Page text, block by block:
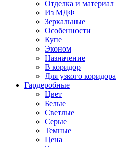
Отделка и материал
Из МДФ
Зеркальные
Особенности
Купе
Эконом
Назначение
В коридор
Для узкого коридора
Гардеробные
Цвет
Белые
Светлые
Серые
Темные
Цена